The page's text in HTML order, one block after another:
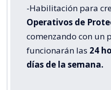
-Habilitación para
Operativos de
comenzando con un
funcionarán las 24
días de la semana.